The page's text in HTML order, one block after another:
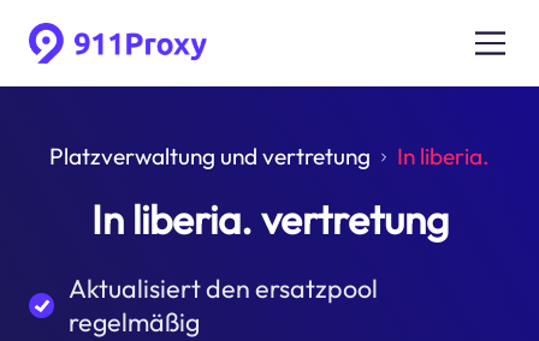
Platzverwaltung und vertretung In liberia.
In liberia. vertretung
Aktualisiert den ersatzpool
regelmäßig